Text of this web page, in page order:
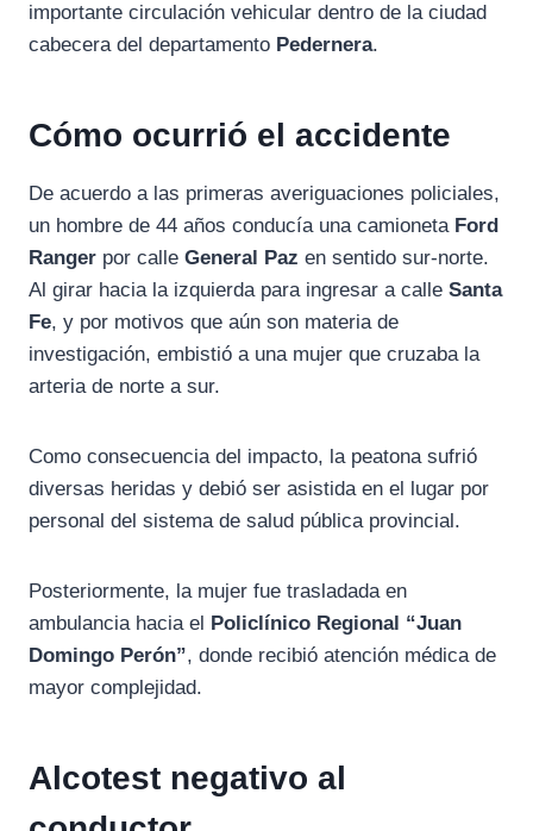
importante circulación vehicular dentro de la ciudad
cabecera del departamento Pedernera.
Cómo ocurrió el accidente
De acuerdo a las primeras averiguaciones policiales,
un hombre de 44 años conducía una camioneta Ford
Ranger por calle General Paz en sentido sur-norte.
Al girar hacia la izquierda para ingresar a calle Santa
Fe, y por motivos que aún son materia de
investigación, embistió a una mujer que cruzaba la
arteria de norte a sur.
Como consecuencia del impacto, la peatona sufrió
diversas heridas y debió ser asistida en el lugar por
personal del sistema de salud pública provincial.
Posteriormente, la mujer fue trasladada en
ambulancia hacia el Policlínico Regional “Juan
Domingo Perón”, donde recibió atención médica de
mayor complejidad.
Alcotest negativo al